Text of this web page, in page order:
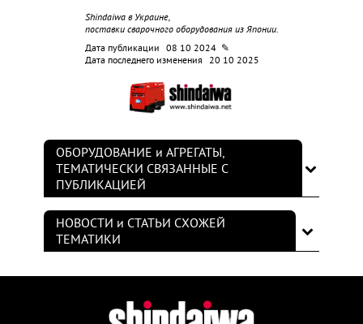
Shindaiwa в Украине,
поставки сварочного оборудования из Японии.
Дата публикации 08 10 2024 ✎
Дата последнего изменения 20 10 2025
ОБОРУДОВАНИЕ и АГРЕГАТЫ,
ТЕМАТИЧЕСКИ СВЯЗАННЫЕ С
ПУБЛИКАЦИЕЙ
НОВОСТИ и СТАТЬИ СХОЖЕЙ
ТЕМАТИКИ